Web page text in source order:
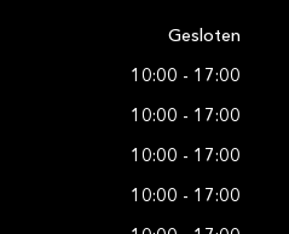
Gesloten
10:00 - 17:00
10:00 - 17:00
10:00 - 17:00
10:00 - 17:00